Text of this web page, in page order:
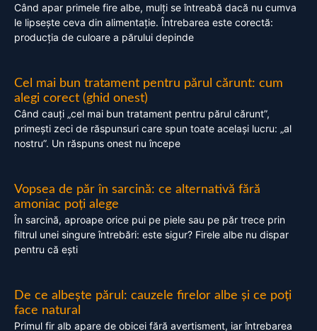
Când apar primele fire albe, mulți se întreabă dacă nu cumva
le lipsește ceva din alimentație. Întrebarea este corectă:
producția de culoare a părului depinde
Cel mai bun tratament pentru părul cărunt: cum
alegi corect (ghid onest)
Când cauți „cel mai bun tratament pentru părul cărunt”,
primești zeci de răspunsuri care spun toate același lucru: „al
nostru”. Un răspuns onest nu începe
Vopsea de păr în sarcină: ce alternativă fără
amoniac poți alege
În sarcină, aproape orice pui pe piele sau pe păr trece prin
filtrul unei singure întrebări: este sigur? Firele albe nu dispar
pentru că ești
De ce albește părul: cauzele firelor albe și ce poți
face natural
Primul fir alb apare de obicei fără avertisment, iar întrebarea